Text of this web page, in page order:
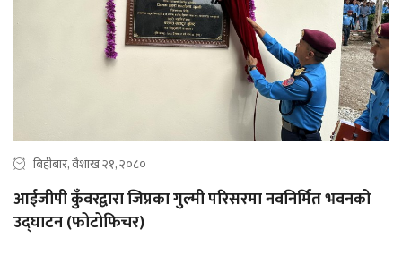
बिहीबार, वैशाख २१, २०८०
आईजीपी कुँवरद्वारा जिप्रका गुल्मी परिसरमा नवनिर्मित भवनको
उद्‍घाटन (फोटोफिचर)